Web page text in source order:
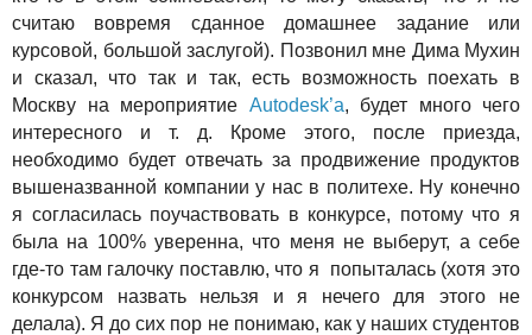
считаю вовремя сданное домашнее задание или
курсовой, большой заслугой). Позвонил мне Дима Мухин
и сказал, что так и так, есть возможность поехать в
Москву на мероприятие Autodesk’a, будет много чего
интересного и т. д. Кроме этого, после приезда,
необходимо будет отвечать за продвижение продуктов
вышеназванной компании у нас в политехе. Ну конечно
я согласилась поучаствовать в конкурсе, потому что я
была на 100% уверенна, что меня не выберут, а себе
где-то там галочку поставлю, что я попыталась (хотя это
конкурсом назвать нельзя и я нечего для этого не
делала). Я до сих пор не понимаю, как у наших студентов